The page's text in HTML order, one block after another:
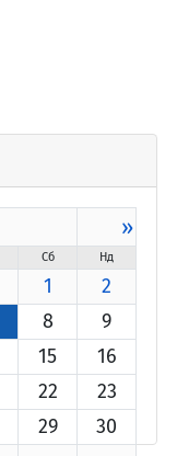
»
Сб Нд
1
2
8
9
15
16
22
23
29
30